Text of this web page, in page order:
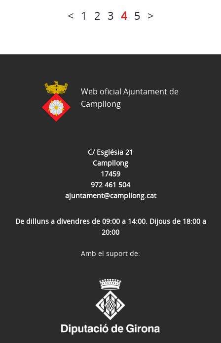
< 1 2 3 4 5 >
C/ Església 21
Campllong
17459
972 461 504
ajuntament@campllong.cat
De dilluns a divendres de 09:00 a 14:00. Dijous de 18:00 a
20:00
Web oficial Ajuntament de
Campllong
Amb el suport de: